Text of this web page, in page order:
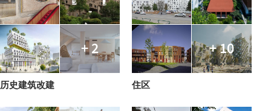
+ 2
历史建筑改建
+ 10
住区